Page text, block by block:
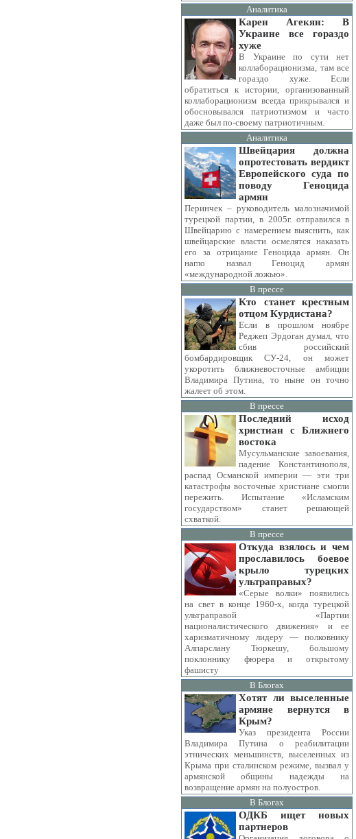
Аналитика
Карен Агекян: В
Украине все гораздо
хуже
В Украине по сути нет
коллаборационизма, там все
гораздо хуже. Если
обратиться к истории, организованный
коллаборационизм всегда прикрывался и
обосновывался патриотизмом и часто
даже был по-своему патриотичным.
Аналитика
Швейцария должна
опротестовать вердикт
Европейского суда по
поводу Геноцида
армян
Перинчек – руководитель малозначимой
турецкой партии, в 2005г. отправился в
Швейцарию с намерением выяснить, как
швейцарские власти осмелятся наказать
его за отрицание Геноцида армян. Он
нагло назвал Геноцид армян
«международной ложью».
В прессе
Кто станет крестным
отцом Курдистана?
Если в прошлом ноябре
Реджеп Эрдоган думал, что
сбив российский
бомбардировщик СУ-24, он может
укоротить ближневосточные амбиции
Владимира Путина, то ныне он точно
жалеет об этом.
В прессе
Последний исход
христиан с Ближнего
востока
Мусульманские завоевания,
падение Константинополя,
распад Османской империи — эти три
катастрофы восточные христиане смогли
пережить. Испытание «Исламским
государством» станет решающей
схваткой.
В прессе
Откуда взялось и чем
прославилось боевое
крыло турецких
ультраправых?
«Серые волки» появились
на свет в конце 1960-х, когда турецкой
ультраправой «Партии
националистического движения» и ее
харизматичному лидеру — полковнику
Алпарслану Тюркешу, большому
поклоннику фюрера и открытому
фашисту
В Блогах
Хотят ли выселенные
армяне вернутся в
Крым?
Указ президента России
Владимира Путина о реабилитации
этнических меньшинств, выселенных из
Крыма при сталинском режиме, вызвал у
армянской общины надежды на
возвращение армян на полуостров.
В Блогах
ОДКБ ищет новых
партнеров